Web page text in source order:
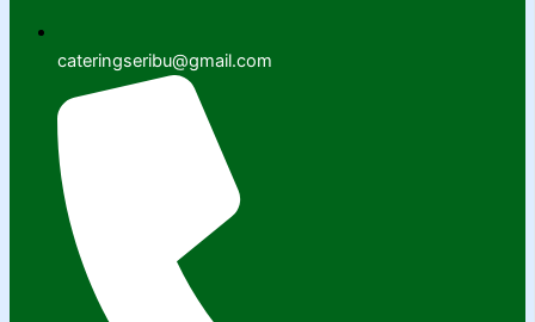
cateringseribu@gmail.com